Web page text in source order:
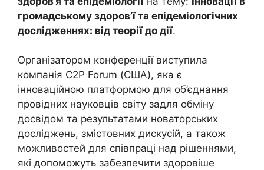
громадському здоров’ї та епідеміологічних
дослідженнях: від теорії до дії.
Організатором конференції виступила
компанія C2P Forum (США), яка є
інноваційною платформою для об’єднання
провідних науковців світу задля обміну
досвідом та результатами новаторських
досліджень, змістовних дискусій, а також
можливостей для співпраці над рішеннями,
які допоможуть забезпечити здоровіше